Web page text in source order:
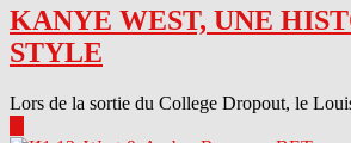
KANYE WEST, UNE
STYLE
Lors de la sortie du College Dropout, le